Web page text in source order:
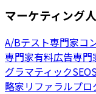
マーケティング
A/Bテスト専門家コ
専門家有料広告専門
グラマティックSEO
略家リファラルプロ